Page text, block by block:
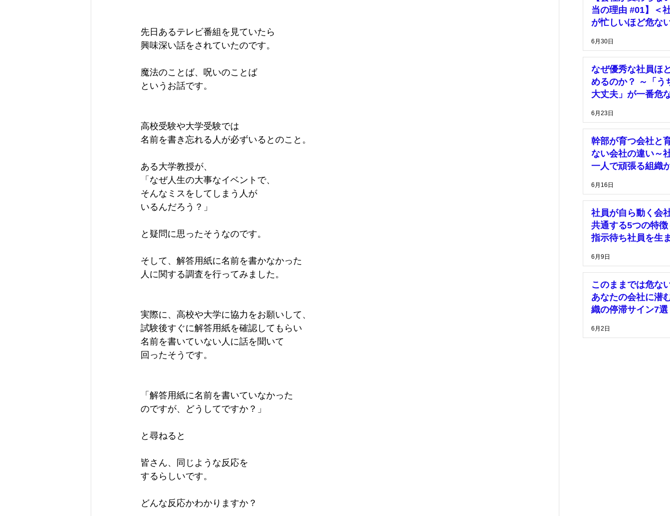
先日あるテレビ番組を見ていたら
興味深い話をされていたのです。
魔法のことば、呪いのことば
というお話です。
高校受験や大学受験では
名前を書き忘れる人が必ずいるとのこと。
ある大学教授が、
「なぜ人生の大事なイベントで、
そんなミスをしてしまう人が
いるんだろう？」
と疑問に思ったそうなのです。
そして、解答用紙に名前を書かなかった
人に関する調査を行ってみました。
実際に、高校や大学に協力をお願いして、
試験後すぐに解答用紙を確認してもらい
名前を書いていない人に話を聞いて
回ったそうです。
「解答用紙に名前を書いていなかった
のですが、どうしてですか？」
と尋ねると
皆さん、同じような反応を
するらしいです。
どんな反応かわかりますか？
当の理由 #01】＜
が忙しいほど危な
6月30日
なぜ優秀な社員ほ
めるのか？ ～「う
大丈夫」が一番危
6月23日
幹部が育つ会社と
ない会社の違い～
一人で頑張る組織
6月16日
社員が自ら動く会
共通する5つの特徴
指示待ち社員を生
6月9日
このままでは危な
あなたの会社に潜
織の停滞サイン7選
6月2日